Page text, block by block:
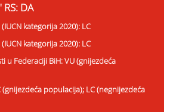
DA
kategorija 2020): LC
kategorija 2020): LC
u Federaciji BiH: VU (gnijezdeća
(gnijezdeća populacija); LC (negnijezdeća